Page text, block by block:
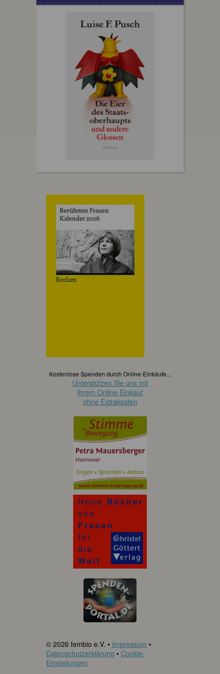
Kostenlose Spenden durch Online-Einkäufe...
Unterstützen Sie uns mit
Ihrem Online-Einkauf
ohne Extrakosten
© 2026 fembio e.V. • Impressum •
Datenschutzerklärung • Cookie-
Einstellungen